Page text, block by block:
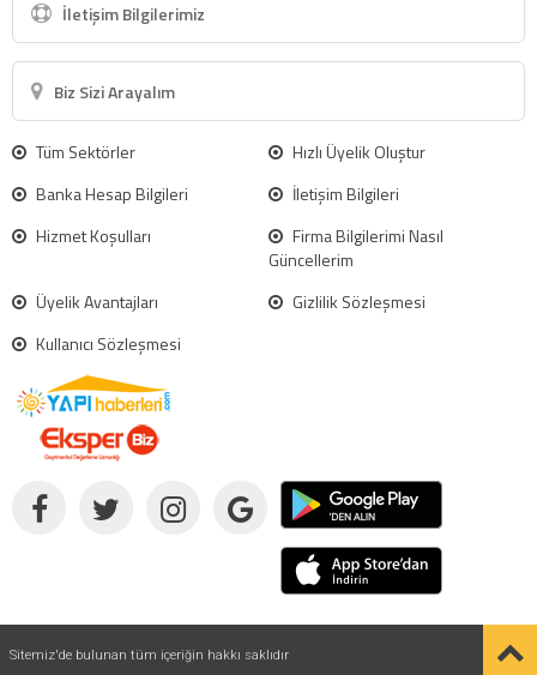
İletişim Bilgilerimiz
Biz Sizi Arayalım
Tüm Sektörler
Hızlı Üyelik Oluştur
Banka Hesap Bilgileri
İletişim Bilgileri
Hizmet Koşulları
Firma Bilgilerimi Nasıl
Güncellerim
Üyelik Avantajları
Gizlilik Sözleşmesi
Kullanıcı Sözleşmesi
Sitemiz'de bulunan tüm içeriğin hakkı saklıdır